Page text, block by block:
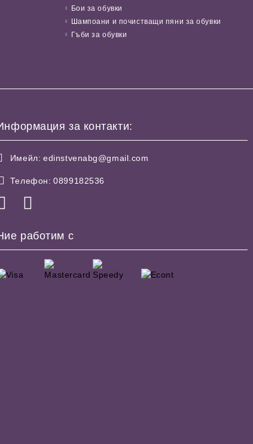
Бои за обувки
Шампоани и почистващи пяни за обувки
Гъби за обувки
за контакти:
Имейл: edinstvenabg@gmail.com
Телефон: 0899182536
работим с